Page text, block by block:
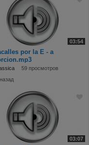
03:54
por la E - a
59 просмотров
03:07